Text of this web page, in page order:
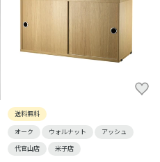
送料無料
オーク
ウォルナット
アッシュ
代官山店
米子店